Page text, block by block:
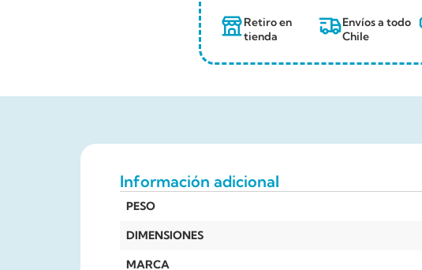
Retiro en
tienda
Envíos a todo
Chile
Información adicional
PESO
DIMENSIONES
MARCA